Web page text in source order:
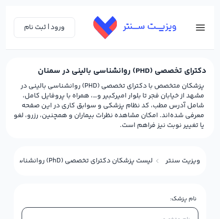
ورود | ثبت نام
دکترای تخصصی (PHD) روانشناسی بالینی در سمنان
پزشکان متخصص با دکترای تخصصی (PHD) روانشناسی بالینی در
مشهد از خیابان فجر تا بلوار امیرکبیر و…، همراه با پروفایل کامل،
شامل آدرس مطب، کد نظام پزشکی و سوابق کاری در این صفحه
معرفی شده‌اند. امکان مشاهده نظرات بیماران و همچنین، رزرو، لغو
یا تغییر نوبت نیز فراهم است.
ویزیت سنتر لیست پزشکان دکترای تخصصی (PhD) روانشناسی بالینی در سمنان
نام پزشک: